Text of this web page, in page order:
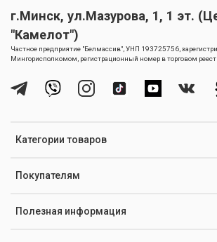
Категории товаров
Покупателям
Полезная информация
г.Минск, ул.Мазурова, 1, 1 эт.
"Камелот")
Частное предприятие "Белмассив", УНП 193725756,
Мингорисполкомом, регистрационный номер в торговом